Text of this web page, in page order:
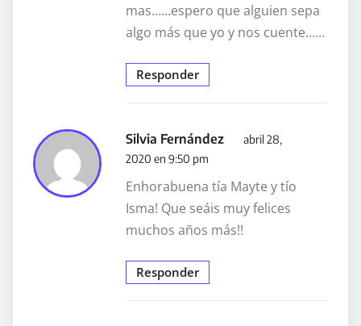
mas……espero que alguien sepa
algo más que yo y nos cuente……
Responder
Silvia Fernández
abril 28,
2020 en 9:50 pm
Enhorabuena tía Mayte y tío
Isma! Que seáis muy felices
muchos años más!!
Responder